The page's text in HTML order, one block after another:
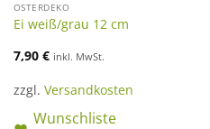
OSTERDEKO
Ei weiß/grau 12 cm
7,90 € inkl. MwSt.
zzgl. Versandkosten
Wunschliste